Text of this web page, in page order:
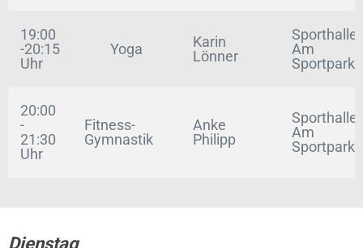
19:00
-20:15
Uhr
Yoga
Karin
Lönner
Sporthalle,
Am
Sportpark
20:00
-
21:30
Uhr
Fitness-
Gymnastik
Anke
Philipp
Sporthalle,
Am
Sportpark
Dienstag